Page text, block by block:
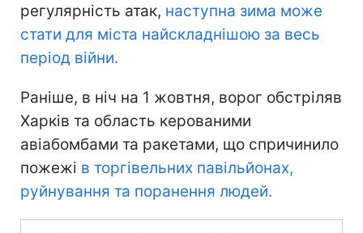
регулярність атак, наступна зима може
стати для міста найскладнішою за весь
період війни.
Раніше, в ніч на 1 жовтня, ворог обстріляв
Харків та область керованими
авіабомбами та ракетами, що спричинило
пожежі в торгівельних павільйонах,
руйнування та поранення людей.